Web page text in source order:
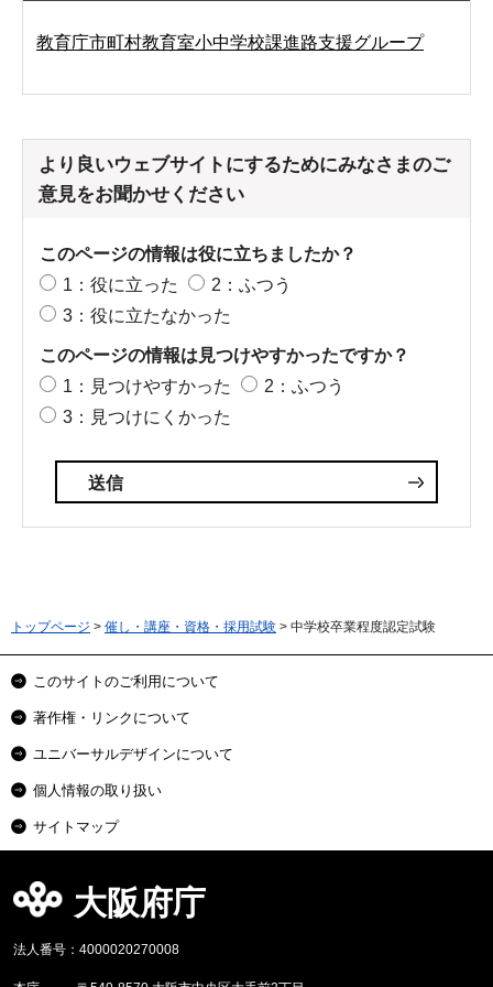
教育庁市町村教育室小中学校課進路支援グループ
より良いウェブサイトにするためにみなさまのご
意見をお聞かせください
このページの情報は役に立ちましたか？
1：役に立った
2：ふつう
3：役に立たなかった
このページの情報は見つけやすかったですか？
1：見つけやすかった
2：ふつう
3：見つけにくかった
トップページ > 催し・講座・資格・採用試験 > 中学校卒業程度認定試験
このサイトのご利用について
著作権・リンクについて
ユニバーサルデザインについて
個人情報の取り扱い
サイトマップ
大阪府庁
法人番号：4000020270008